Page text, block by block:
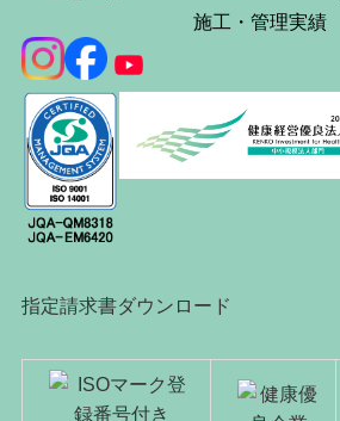
施工・管理実績
指定請求書ダウンロード